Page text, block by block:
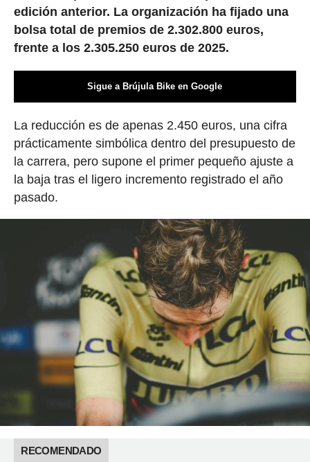
edición anterior. La organización ha fijado una
bolsa total de premios de 2.302.800 euros,
frente a los 2.305.250 euros de 2025.
Sigue a Brújula Bike en Google
La reducción es de apenas 2.450 euros, una cifra
prácticamente simbólica dentro del presupuesto de
la carrera, pero supone el primer pequeño ajuste a
la baja tras el ligero incremento registrado el año
pasado.
RECOMENDADO